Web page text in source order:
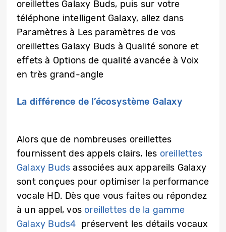
oreillettes Galaxy Buds, puis sur votre
téléphone intelligent Galaxy, allez dans
Paramètres à Les paramètres de vos
oreillettes Galaxy Buds à Qualité sonore et
effets à Options de qualité avancée à Voix
en très grand-angle
La différence de l’écosystème Galaxy
Alors que de nombreuses oreillettes
fournissent des appels clairs, les oreillettes
Galaxy Buds associées aux appareils Galaxy
sont conçues pour optimiser la performance
vocale HD. Dès que vous faites ou répondez
à un appel, vos oreillettes de la gamme
Galaxy Buds4 préservent les détails vocaux